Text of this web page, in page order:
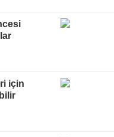
için